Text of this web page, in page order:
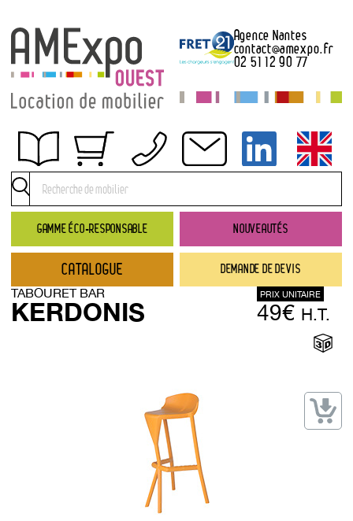
GAMME ÉCO-RESPONSABLE NOUVEAUTÉS
DEMANDE DE DEVIS
Agence Nantes
contact@amexpo.fr
02 51 12 90 77
Obtenir un devis
Conditions générales de location
Conditions de règlement
Contact
Catalogue
→ Nouveautés
→ Gamme éco-responsable
CATALOGUE
TABOURET BAR
KERDONIS
PRIX UNITAIRE
49€ H.T.